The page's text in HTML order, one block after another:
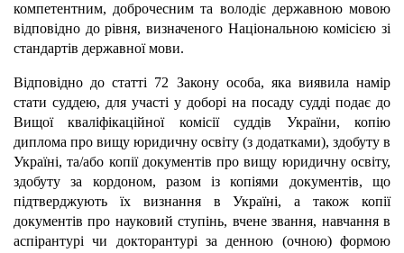
компетентним, доброчесним та володіє державною мовою
відповідно до рівня, визначеного Національною комісією зі
стандартів державної мови.
Відповідно до статті 72 Закону особа, яка виявила намір
стати суддею, для участі у доборі на посаду судді подає до
Вищої кваліфікаційної комісії суддів України, копію
диплома про вищу юридичну освіту (з додатками), здобуту в
Україні, та/або копії документів про вищу юридичну освіту,
здобуту за кордоном, разом із копіями документів, що
підтверджують їх визнання в Україні, а також копії
документів про науковий ступінь, вчене звання, навчання в
аспірантурі чи докторантурі за денною (очною) формою